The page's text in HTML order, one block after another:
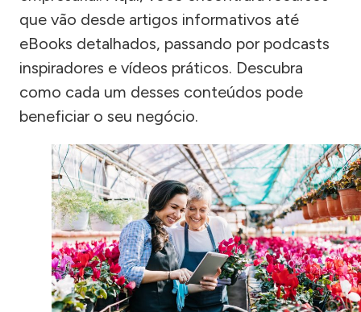
que vão desde artigos informativos até
eBooks detalhados, passando por podcasts
inspiradores e vídeos práticos. Descubra
como cada um desses conteúdos pode
beneficiar o seu negócio.